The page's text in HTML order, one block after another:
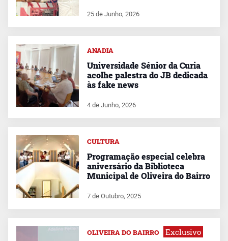
25 de Junho, 2026
ANADIA
Universidade Sénior da Curia
acolhe palestra do JB dedicada
às fake news
4 de Junho, 2026
CULTURA
Programação especial celebra
aniversário da Biblioteca
Municipal de Oliveira do Bairro
7 de Outubro, 2025
OLIVEIRA DO BAIRRO Exclusivo